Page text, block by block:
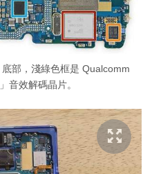
部，淺綠色框是 Qualcomm
音效解碼晶片。